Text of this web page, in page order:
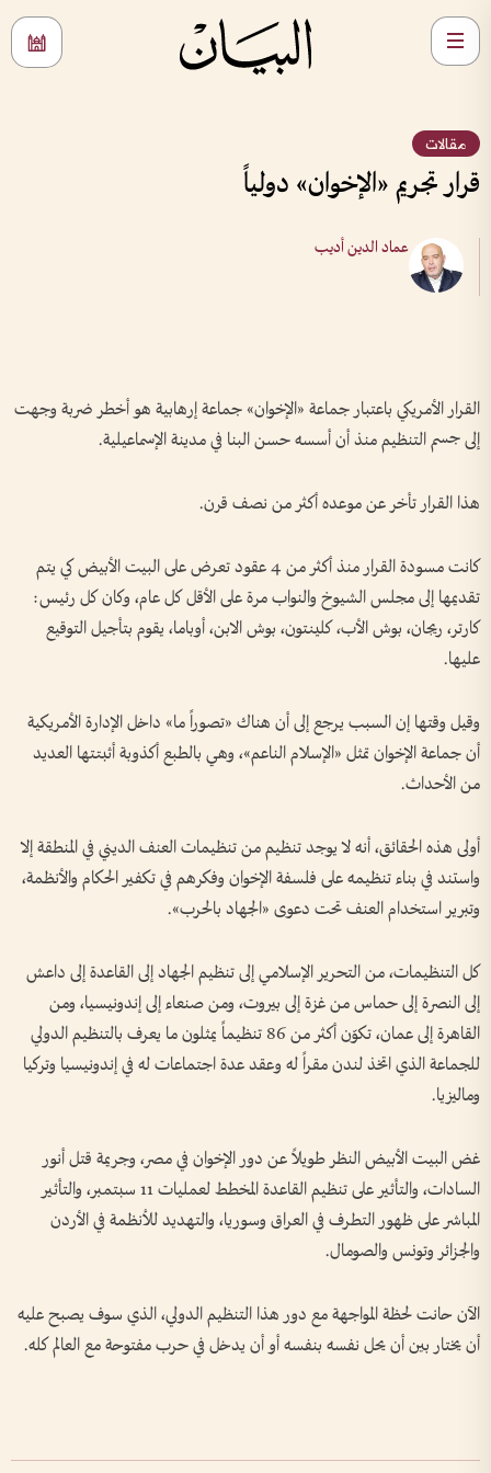
مقالات
قرار تجريم «الإخوان» دولياً
عماد الدين أديب
القرار الأمريكي باعتبار جماعة «الإخوان» جماعة إرهابية هو أخطر ضربة وجهت
إلى جسم التنظيم منذ أن أسسه حسن البنا في مدينة الإسماعيلية.
هذا القرار تأخر عن موعده أكثر من نصف قرن.
كانت مسودة القرار منذ أكثر من 4 عقود تعرض على البيت الأبيض كي يتم
تقديمها إلى مجلس الشيوخ والنواب مرة على الأقل كل عام، وكان كل رئيس:
كارتر، ريجان، بوش الأب، كلينتون، بوش الابن، أوباما، يقوم بتأجيل التوقيع
عليها.
وقيل وقتها إن السبب يرجع إلى أن هناك «تصوراً ما» داخل الإدارة الأمريكية
أن جماعة الإخوان تمثل «الإسلام الناعم»، وهي بالطبع أكذوبة أثبتتها العديد
من الأحداث.
أولى هذه الحقائق، أنه لا يوجد تنظيم من تنظيمات العنف الديني في المنطقة إلا
واستند في بناء تنظيمه على فلسفة الإخوان وفكرهم في تكفير الحكام والأنظمة،
وتبرير استخدام العنف تحت دعوى «الجهاد بالحرب».
كل التنظيمات، من التحرير الإسلامي إلى تنظيم الجهاد إلى القاعدة إلى داعش
إلى النصرة إلى حماس من غزة إلى بيروت، ومن صنعاء إلى إندونيسيا، ومن
القاهرة إلى عمان، تكوّن أكثر من 86 تنظيماً يمثلون ما يعرف بالتنظيم الدولي
للجماعة الذي اتخذ لندن مقراً له وعقد عدة اجتماعات له في إندونيسيا وتركيا
وماليزيا.
غض البيت الأبيض النظر طويلاً عن دور الإخوان في مصر، وجريمة قتل أنور
السادات، والتأثير على تنظيم القاعدة المخطط لعمليات 11 سبتمبر، والتأثير
المباشر على ظهور التطرف في العراق وسوريا، والتهديد للأنظمة في الأردن
والجزائر وتونس والصومال.
الآن حانت لحظة المواجهة مع دور هذا التنظيم الدولي، الذي سوف يصبح عليه
أن يختار بين أن يحل نفسه بنفسه أو أن يدخل في حرب مفتوحة مع العالم كله.